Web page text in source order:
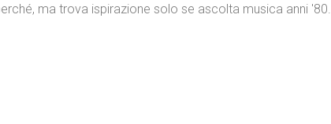
ma trova ispirazione solo se ascolta musica anni '80.